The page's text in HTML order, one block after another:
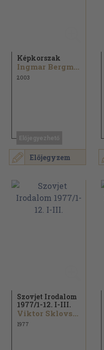
Előjegyzem
Képkorszak
Ingmar Bergman...
2003
Szovjet Irodalom
1977/1-12. I-III.
Viktor Sklovszkij...
1977